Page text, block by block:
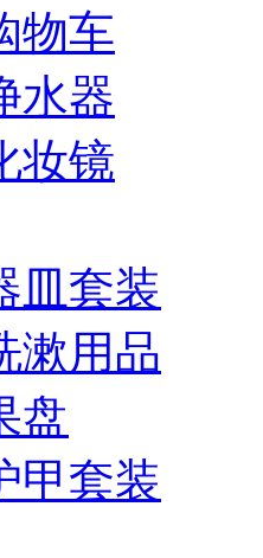
物车
水器
妆镜
皿套装
漱用品
盘
甲套装